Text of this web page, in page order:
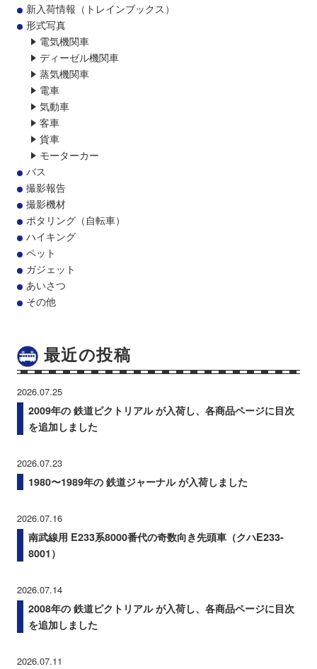
新入荷情報（トレインブックス）
形式写真
電気機関車
ディーゼル機関車
蒸気機関車
電車
気動車
客車
貨車
モーターカー
バス
撮影報告
撮影機材
ポタリング（自転車）
ハイキング
ペット
ガジェット
あいさつ
その他
最近の投稿
2026.07.25
2009年の 鉄道ピクトリアル が入荷し、各商品ページに目次
を追加しました
2026.07.23
1980〜1989年の 鉄道ジャーナル が入荷しました
2026.07.16
南武線用 E233系8000番代の奇数向き先頭車（クハE233-
8001）
2026.07.14
2008年の 鉄道ピクトリアル が入荷し、各商品ページに目次
を追加しました
2026.07.11